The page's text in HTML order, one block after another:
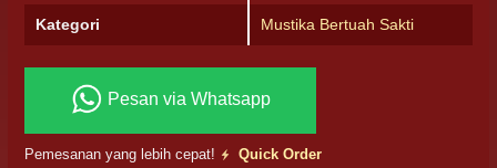
Kategori Mustika Bertuah Sakti
Pesan via Whatsapp
Pemesanan yang lebih cepat! Quick Order